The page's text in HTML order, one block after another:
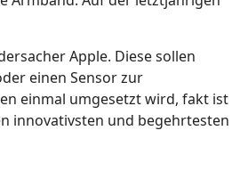
Apple. Diese sollen
einen Sensor zur
einmal umgesetzt wird, fakt ist
innovativsten und begehrtesten